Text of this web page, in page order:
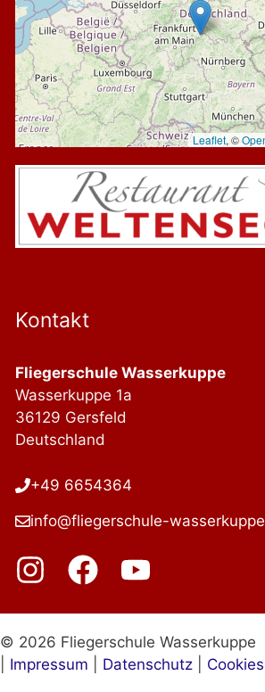
Leaflet, ©
Kontakt
Fliegerschule Wasserkuppe
Wasserkuppe 1a
36129 Gersfeld
Deutschland
+49 6654364
info@fliegerschule-
© 2026 Fliegerschule Wasserkuppe
Impressum Datenschutz Cookies